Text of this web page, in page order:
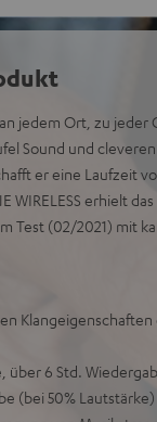
jedem Ort, zu jeder
Sound und
er eine Laufzeit
WIRELESS erhielt
Test (02/2021) mit
über 6 Std.
(bei 50% Lautstärke)